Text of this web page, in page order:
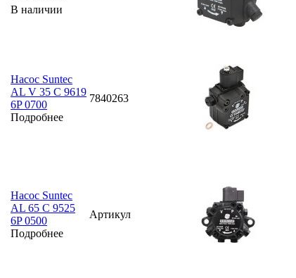
В наличии
Насос Suntec
AL V 35 C 9619
6P 0700
Подробнее
7840263
Насос Suntec
AL 65 C 9525
6P 0500
Подробнее
Артикул